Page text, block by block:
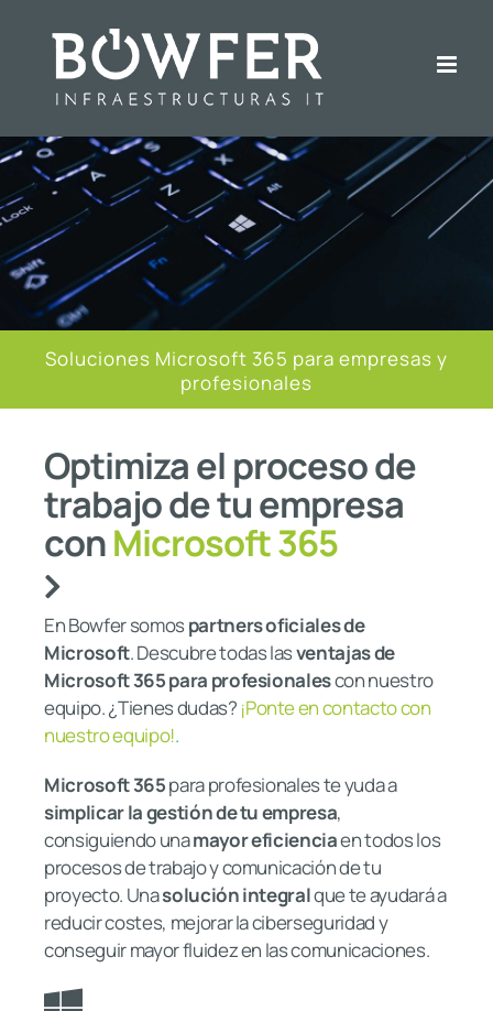
content
Soluciones Microsoft 365 para empresas y
profesionales
Optimiza el proceso de
trabajo de tu empresa
conMicrosoft 365
En Bowfer somospartners oficiales de
Microsoft. Descubre todas lasventajas de
Microsoft 365 para profesionalescon nuestro
equipo. ¿Tienes dudas? ¡Ponte en contacto con
nuestro equipo!.
Microsoft 365para profesionales te yuda a
simplicar la gestión de tu empresa,
consiguiendo unamayor eficienciaen todos los
procesos de trabajo y comunicación de tu
proyecto. Unasolución integralque te ayudará a
reducir costes, mejorar la ciberseguridad y
conseguir mayor fluidez en las comunicaciones.